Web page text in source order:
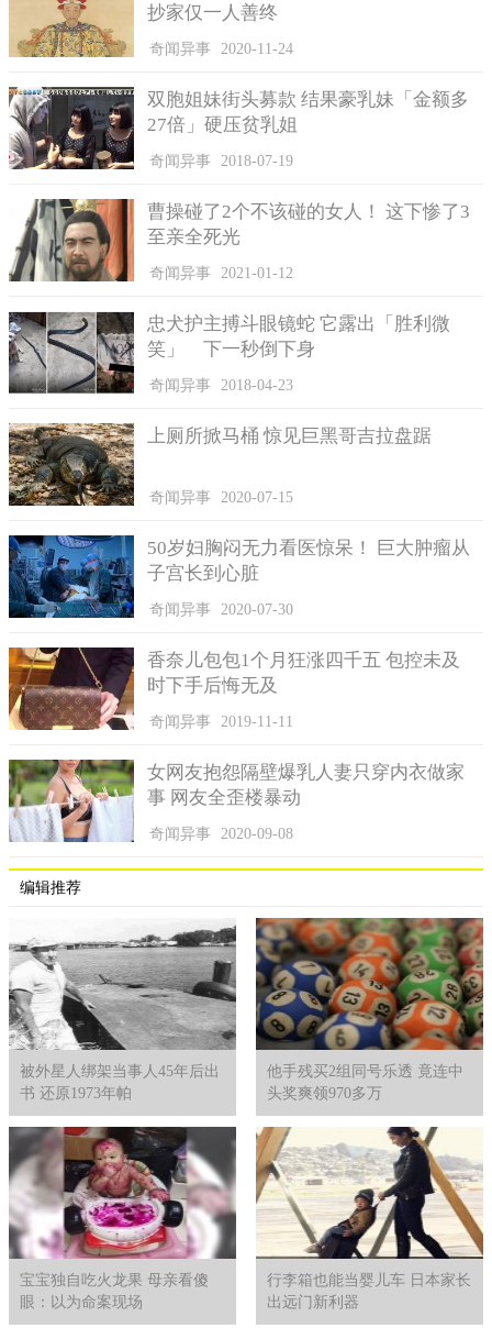
抄家仅一人善终
奇闻异事 2020-11-24
双胞姐妹街头募款 结果豪乳妹「金额多
27倍」硬压贫乳姐
奇闻异事 2018-07-19
曹操碰了2个不该碰的女人！ 这下惨了3
至亲全死光
奇闻异事 2021-01-12
忠犬护主搏斗眼镜蛇 它露出「胜利微
笑」 下一秒倒下身
奇闻异事 2018-04-23
上厕所掀马桶 惊见巨黑哥吉拉盘踞
奇闻异事 2020-07-15
50岁妇胸闷无力看医惊呆！ 巨大肿瘤从
子宫长到心脏
奇闻异事 2020-07-30
香奈儿包包1个月狂涨四千五 包控未及
时下手后悔无及
奇闻异事 2019-11-11
女网友抱怨隔壁爆乳人妻只穿内衣做家
事 网友全歪楼暴动
奇闻异事 2020-09-08
编辑推荐
被外星人绑架当事人45年后出
书 还原1973年帕
他手残买2组同号乐透 竟连中
头奖爽领970多万
宝宝独自吃火龙果 母亲看傻
眼：以为命案现场
行李箱也能当婴儿车 日本家长
出远门新利器